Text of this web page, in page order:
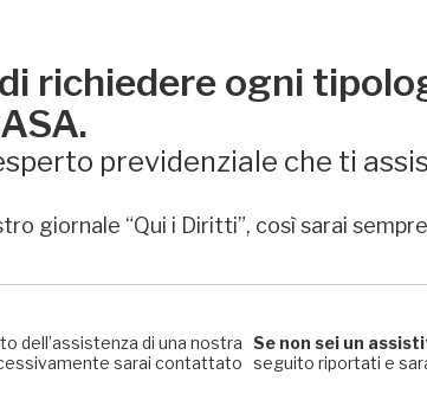
richiedere ogni
previdenziale che ti
giornale “Qui i Diritti”, così sarai
dell’assistenza di una nostra
sarai contattato
Se non sei un
seguito riportati e